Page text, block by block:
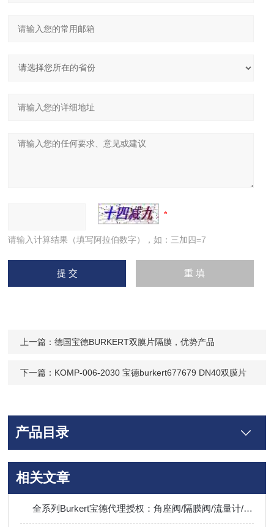
请输入计算结果（填写阿拉伯数字），如：三加四=7
上一篇：德国宝德BURKERT双膜片隔膜，优势产品
下一篇： KOMP-006-2030 宝德burkert677679 DN40双膜片
产品目录
相关文章
全系列Burkert宝德代理授权：角座阀/隔膜阀/流量计/电磁阀/调节阀现货直供，覆盖热门型号